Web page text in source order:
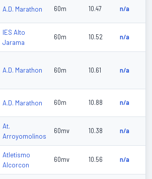
A.D. Marathon 60m 10.47 n/a
IES Alto
Jarama
60m 10.52 n/a
A.D. Marathon 60m 10.61 n/a
A.D. Marathon 60m 10.88 n/a
At.
Arroyomolinos
60mv 10.38 n/a
Atletismo
Alcorcon
60mv 10.56 n/a